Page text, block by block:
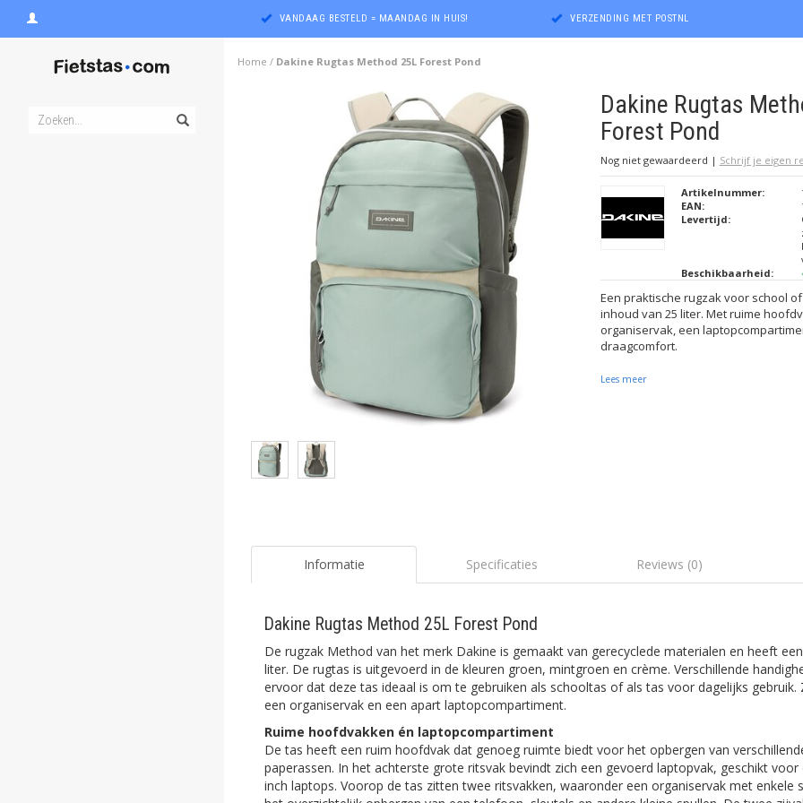
VANDAAG BESTELD = MAANDAG IN HUIS! VERZENDING MET POSTNL
Home / Dakine Rugtas Method 25L Forest Pond
Dakine Rugtas
Forest Pond
Nog niet gewaardeerd | Schrijf je eigen
Artikelnummer:
EAN:
Levertijd:
Beschikbaarheid:
Een praktische rugzak voor school
inhoud van 25 liter. Met ruime
organiservak, een
draagcomfort.
Lees meer
Informatie Specificaties Reviews (0)
Dakine Rugtas Method 25L Forest Pond
De rugzak Method van het merk Dakine is gemaakt van gerecyclede materialen en heeft
liter. De rugtas is uitgevoerd in de kleuren groen, mintgroen en crème. Verschillende
ervoor dat deze tas ideaal is om te gebruiken als schooltas of als tas voor dagelijks
een organiservak en een apart laptopcompartiment.
Ruime hoofdvakken én laptopcompartiment
De tas heeft een ruim hoofdvak dat genoeg ruimte biedt voor het opbergen van
paperassen. In het achterste grote ritsvak bevindt zich een gevoerd laptopvak, geschikt
inch laptops. Voorop de tas zitten twee ritsvakken, waaronder een organiservak met enkele